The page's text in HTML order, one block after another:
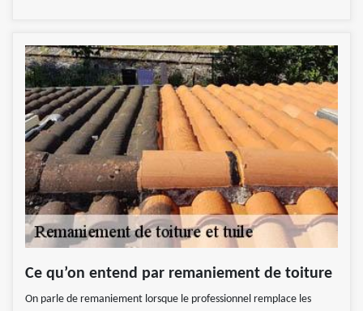
Ce qu’on entend par remaniement de toiture
On parle de remaniement lorsque le professionnel remplace les